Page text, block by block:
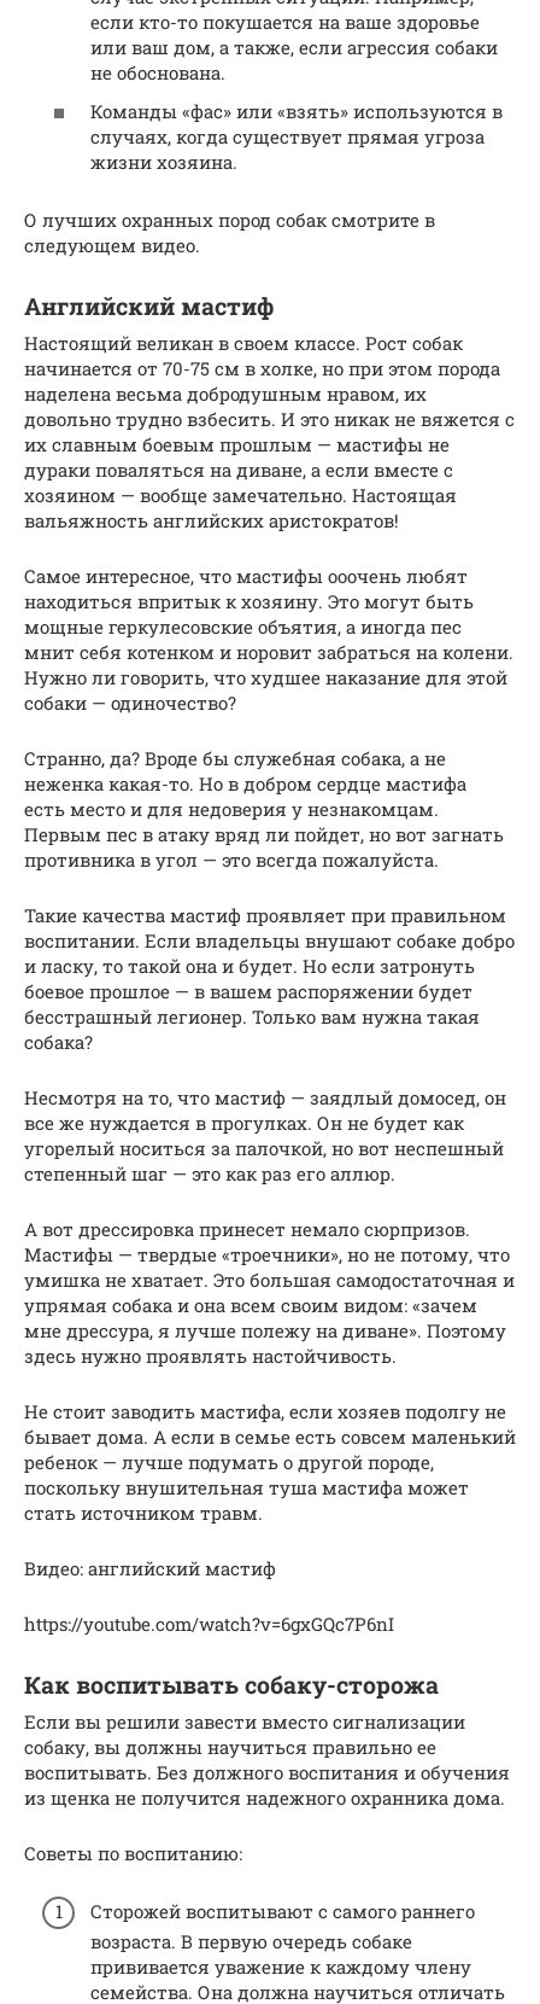
если кто-то покушается на ваше здоровье
или ваш дом, а также, если агрессия собаки
не обоснована.
Команды «фас» или «взять» используются в
случаях, когда существует прямая угроза
жизни хозяина.
О лучших охранных пород собак смотрите в
следующем видео.
Английский мастиф
Настоящий великан в своем классе. Рост собак
начинается от 70-75 см в холке, но при этом порода
наделена весьма добродушным нравом, их
довольно трудно взбесить. И это никак не вяжется с
их славным боевым прошлым — мастифы не
дураки поваляться на диване, а если вместе с
хозяином — вообще замечательно. Настоящая
вальяжность английских аристократов!
Самое интересное, что мастифы ооочень любят
находиться впритык к хозяину. Это могут быть
мощные геркулесовские объятия, а иногда пес
мнит себя котенком и норовит забраться на колени.
Нужно ли говорить, что худшее наказание для этой
собаки — одиночество?
Странно, да? Вроде бы служебная собака, а не
неженка какая-то. Но в добром сердце мастифа
есть место и для недоверия у незнакомцам.
Первым пес в атаку вряд ли пойдет, но вот загнать
противника в угол — это всегда пожалуйста.
Такие качества мастиф проявляет при правильном
воспитании. Если владельцы внушают собаке добро
и ласку, то такой она и будет. Но если затронуть
боевое прошлое — в вашем распоряжении будет
бесстрашный легионер. Только вам нужна такая
собака?
Несмотря на то, что мастиф — заядлый домосед, он
все же нуждается в прогулках. Он не будет как
угорелый носиться за палочкой, но вот неспешный
степенный шаг — это как раз его аллюр.
А вот дрессировка принесет немало сюрпризов.
Мастифы — твердые «троечники», но не потому, что
умишка не хватает. Это большая самодостаточная и
упрямая собака и она всем своим видом: «зачем
мне дрессура, я лучше полежу на диване». Поэтому
здесь нужно проявлять настойчивость.
Не стоит заводить мастифа, если хозяев подолгу не
бывает дома. А если в семье есть совсем маленький
ребенок — лучше подумать о другой породе,
поскольку внушительная туша мастифа может
стать источником травм.
Видео: английский мастиф
https://youtube.com/watch?v=6gxGQc7P6nI
Как воспитывать собаку-сторожа
Если вы решили завести вместо сигнализации
собаку, вы должны научиться правильно ее
воспитывать. Без должного воспитания и обучения
из щенка не получится надежного охранника дома.
Советы по воспитанию:
Сторожей воспитывают с самого раннего
возраста. В первую очередь собаке
прививается уважение к каждому члену
семейства. Она должна научиться отличать